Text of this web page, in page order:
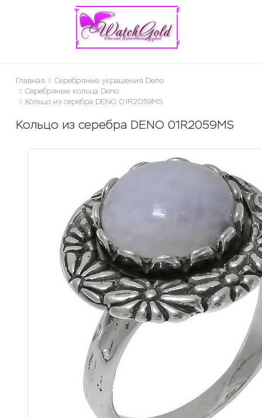
Главная
Серебряные украшения Deno
Серебряные кольца Deno
Кольцо из серебра DENO 01R2059MS
Кольцо из серебра DENO 01R2059MS